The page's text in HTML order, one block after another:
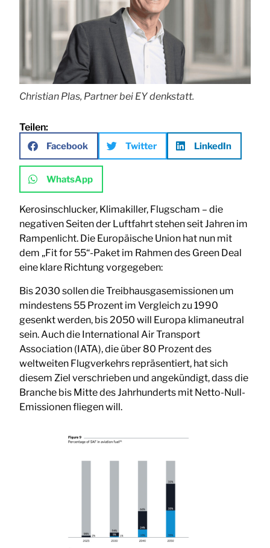
Christian Plas, Partner bei EY denkstatt.
Teilen:
Facebook Twitter LinkedIn
WhatsApp
Kerosinschlucker, Klimakiller, Flugscham – die
negativen Seiten der Luftfahrt stehen seit Jahren im
Rampenlicht. Die Europäische Union hat nun mit
dem „Fit for 55“-Paket im Rahmen des Green Deal
eine klare Richtung vorgegeben:
Bis 2030 sollen die Treibhausgasemissionen um
mindestens 55 Prozent im Vergleich zu 1990
gesenkt werden, bis 2050 will Europa klimaneutral
sein. Auch die International Air Transport
Association (IATA), die über 80 Prozent des
weltweiten Flugverkehrs repräsentiert, hat sich
diesem Ziel verschrieben und angekündigt, dass die
Branche bis Mitte des Jahrhunderts mit Netto-Null-
Emissionen fliegen will.